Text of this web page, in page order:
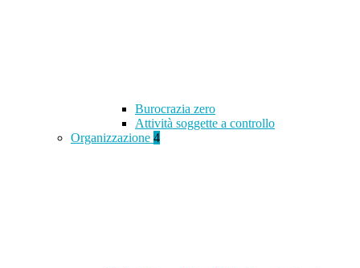
Burocrazia zero
Attività soggette a controllo
Organizzazione 4